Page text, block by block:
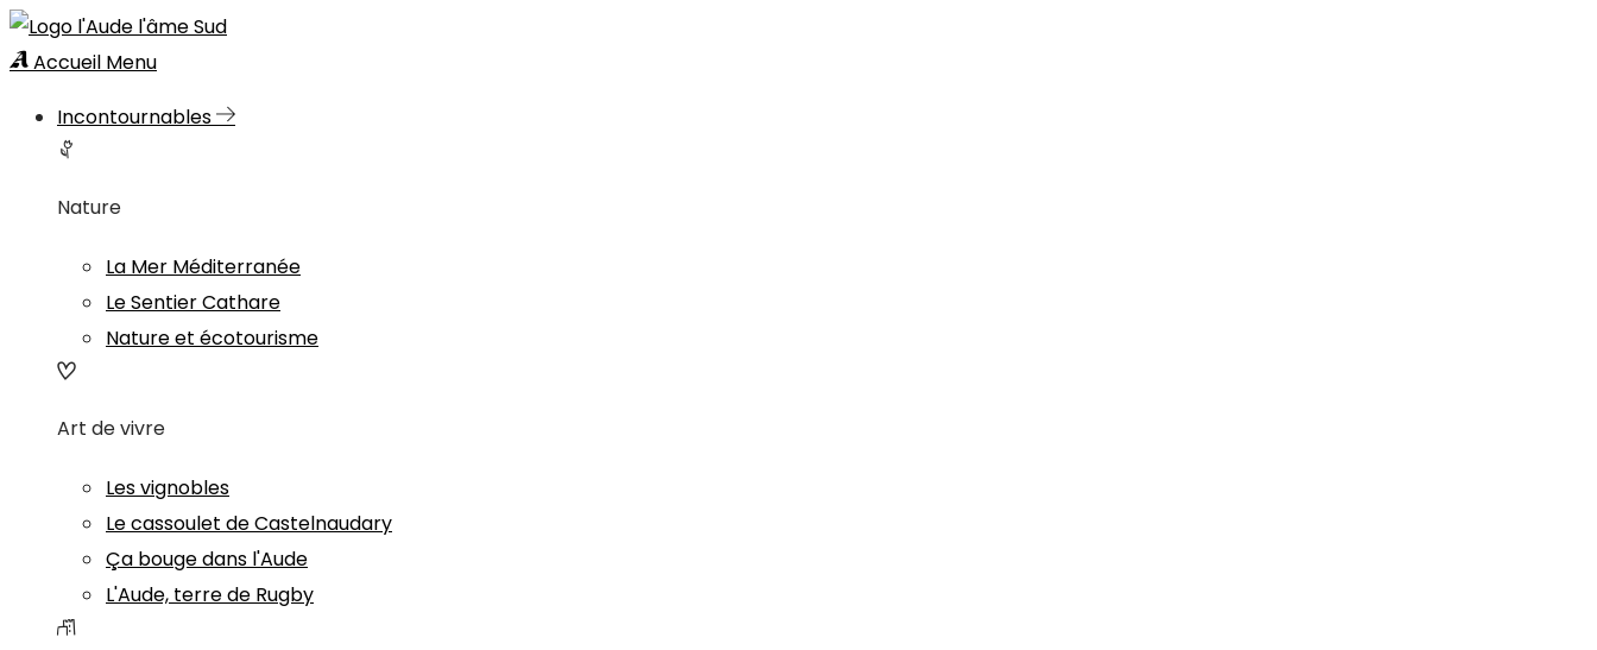
Accueil Menu
Incontournables
Nature
La Mer Méditerranée
Le Sentier Cathare
Nature et écotourisme
Art de vivre
Les vignobles
Le cassoulet de Castelnaudary
Ça bouge dans l'Aude
L'Aude, terre de Rugby